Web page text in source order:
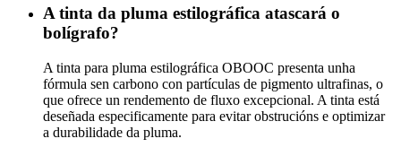
A tinta da pluma estilográfica atascará o
bolígrafo?
A tinta para pluma estilográfica OBOOC presenta unha
fórmula sen carbono con partículas de pigmento ultrafinas, o
que ofrece un rendemento de fluxo excepcional. A tinta está
deseñada especificamente para evitar obstrucións e optimizar
a durabilidade da pluma.